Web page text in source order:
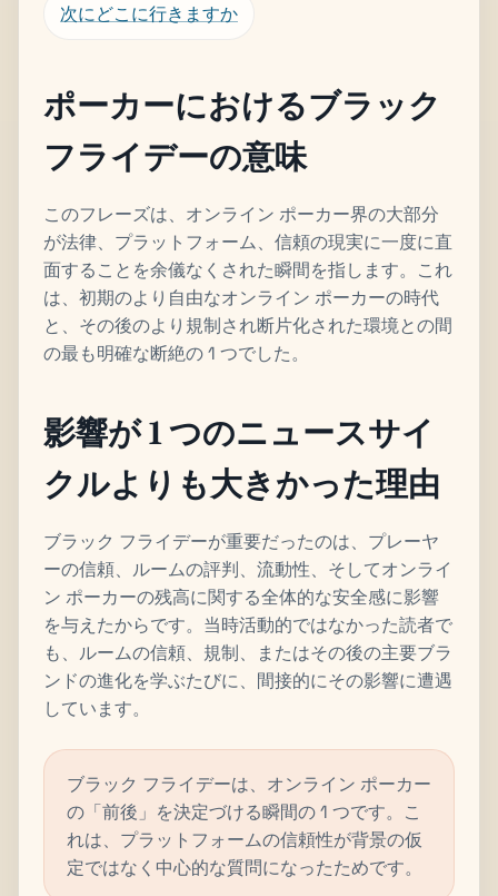
次にどこに行きますか
ポーカーにおけるブラック
フライデーの意味
このフレーズは、オンライン ポーカー界の大部分
が法律、プラットフォーム、信頼の現実に一度に直
面することを余儀なくされた瞬間を指します。これ
は、初期のより自由なオンライン ポーカーの時代
と、その後のより規制され断片化された環境との間
の最も明確な断絶の 1 つでした。
影響が 1 つのニュースサイ
クルよりも大きかった理由
ブラック フライデーが重要だったのは、プレーヤ
ーの信頼、ルームの評判、流動性、そしてオンライ
ン ポーカーの残高に関する全体的な安全感に影響
を与えたからです。当時活動的ではなかった読者で
も、ルームの信頼、規制、またはその後の主要ブラ
ンドの進化を学ぶたびに、間接的にその影響に遭遇
しています。
ブラック フライデーは、オンライン ポーカー
の「前後」を決定づける瞬間の 1 つです。こ
れは、プラットフォームの信頼性が背景の仮
定ではなく中心的な質問になったためです。